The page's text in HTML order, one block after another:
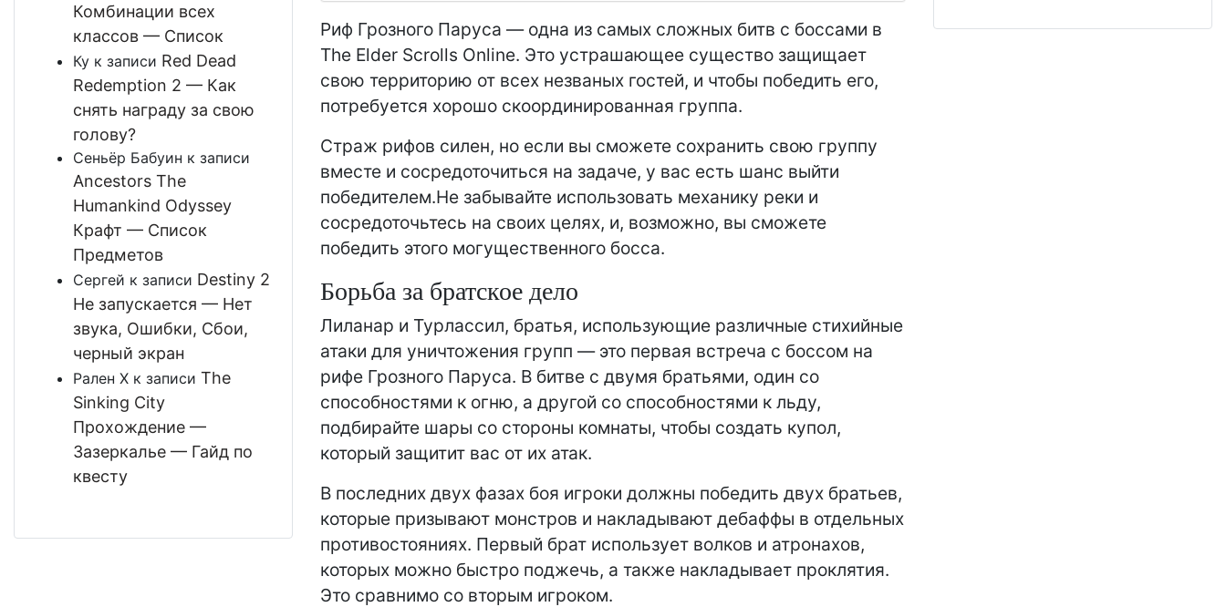
Риф Грозного Паруса — одна из самых сложных битв с боссами в
The Elder Scrolls Online. Это устрашающее существо защищает
свою территорию от всех незваных гостей, и чтобы победить его,
потребуется хорошо скоординированная группа.
Страж рифов силен, но если вы сможете сохранить свою группу
вместе и сосредоточиться на задаче, у вас есть шанс выйти
победителем.Не забывайте использовать механику реки и
сосредоточьтесь на своих целях, и, возможно, вы сможете
победить этого могущественного босса.
Борьба за братское дело
Лиланар и Турлассил, братья, использующие различные стихийные
атаки для уничтожения групп — это первая встреча с боссом на
рифе Грозного Паруса. В битве с двумя братьями, один со
способностями к огню, а другой со способностями к льду,
подбирайте шары со стороны комнаты, чтобы создать купол,
который защитит вас от их атак.
В последних двух фазах боя игроки должны победить двух братьев,
которые призывают монстров и накладывают дебаффы в отдельных
противостояниях. Первый брат использует волков и атронахов,
которых можно быстро поджечь, а также накладывает проклятия.
Это сравнимо со вторым игроком.
Комбинации всех
классов — Список
Ку к записи Red Dead
Redemption 2 — Как
снять награду за свою
голову?
Сеньёр Бабуин к записи
Ancestors The
Humankind Odyssey
Крафт — Список
Предметов
Сергей к записи Destiny 2
Не запускается — Нет
звука, Ошибки, Сбои,
черный экран
Рален Х к записи The
Sinking City
Прохождение —
Зазеркалье — Гайд по
квесту